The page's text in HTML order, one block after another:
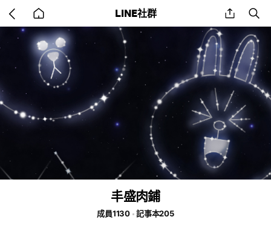
back
to
home
LINE社群 share
丰盛肉鋪
成員1130 記事本205